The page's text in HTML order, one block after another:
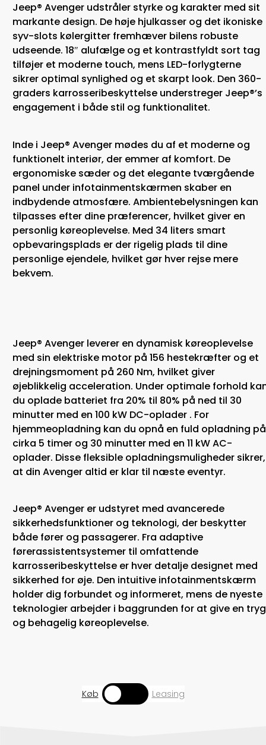
Jeep® Avenger udstråler styrke og karakter med sit
markante design. De høje hjulkasser og det ikoniske
syv-slots kølergitter fremhæver bilens robuste
udseende. 18″ alufælge og et kontrastfyldt sort tag
tilføjer et moderne touch, mens LED-forlygterne
sikrer optimal synlighed og et skarpt look. Den 360-
graders karrosseribeskyttelse understreger Jeep®’s
engagement i både stil og funktionalitet.​
Inde i Jeep® Avenger mødes du af et moderne og
funktionelt interiør, der emmer af komfort. De
ergonomiske sæder og det elegante tværgående
panel under infotainmentskærmen skaber en
indbydende atmosfære. Ambientebelysningen kan
tilpasses efter dine præferencer, hvilket giver en
personlig køreoplevelse. Med 34 liters smart
opbevaringsplads er der rigelig plads til dine
personlige ejendele, hvilket gør hver rejse mere
bekvem.​
Jeep® Avenger leverer en dynamisk køreoplevelse
med sin elektriske motor på 156 hestekræfter og et
drejningsmoment på 260 Nm, hvilket giver
øjeblikkelig acceleration. Under optimale forhold
du oplade batteriet fra 20% til 80% på ned til 30
minutter med en 100 kW DC-oplader . For
hjemmeopladning kan du opnå en fuld opladning på
cirka 5 timer og 30 minutter med en 11 kW AC-
oplader. Disse fleksible opladningsmuligheder sikrer,
at din Avenger altid er klar til næste eventyr.​
Jeep® Avenger er udstyret med avancerede
sikkerhedsfunktioner og teknologi, der beskytter
både fører og passagerer. Fra adaptive
førerassistentsystemer til omfattende
karrosseribeskyttelse er hver detalje designet med
sikkerhed for øje. Den intuitive infotainmentskærm
holder dig forbundet og informeret, mens de nyeste
teknologier arbejder i baggrunden for at give en tryg
og behagelig køreoplevelse.​
Køb ToggleLeasing